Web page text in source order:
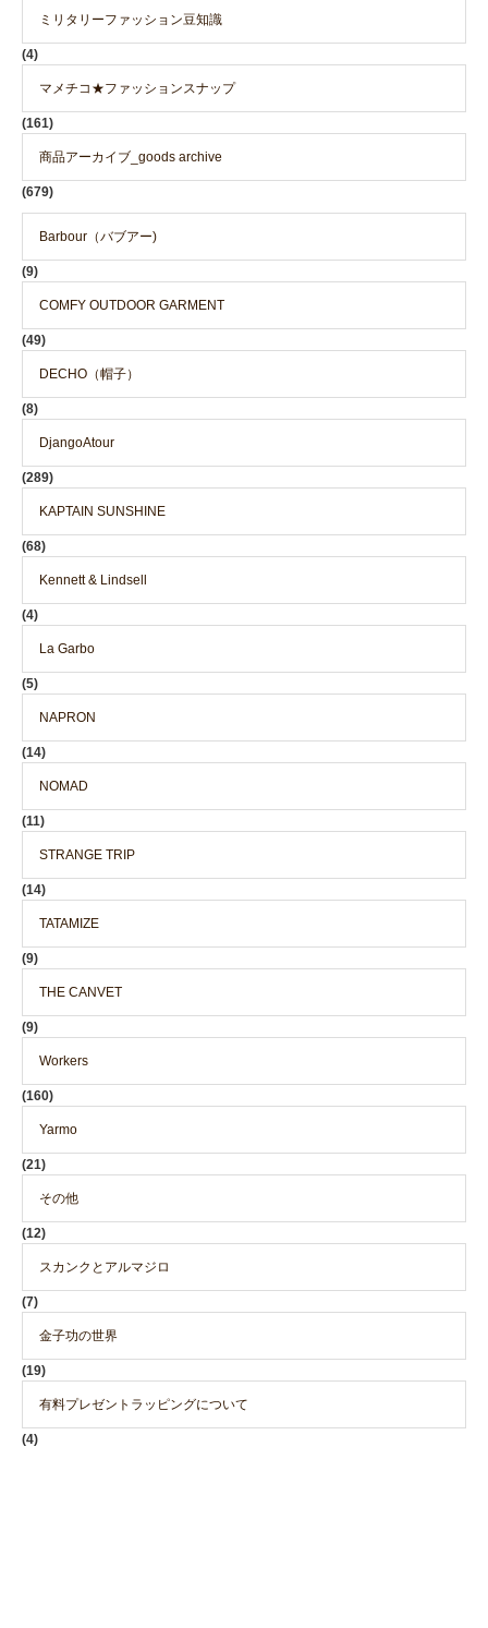
ミリタリーファッション豆知識
(4)
マメチコ★ファッションスナップ
(161)
商品アーカイブ_goods archive
(679)
Barbour（バブアー)
(9)
COMFY OUTDOOR GARMENT
(49)
DECHO（帽子）
(8)
DjangoAtour
(289)
KAPTAIN SUNSHINE
(68)
Kennett & Lindsell
(4)
La Garbo
(5)
NAPRON
(14)
NOMAD
(11)
STRANGE TRIP
(14)
TATAMIZE
(9)
THE CANVET
(9)
Workers
(160)
Yarmo
(21)
その他
(12)
スカンクとアルマジロ
(7)
金子功の世界
(19)
有料プレゼントラッピングについて
(4)